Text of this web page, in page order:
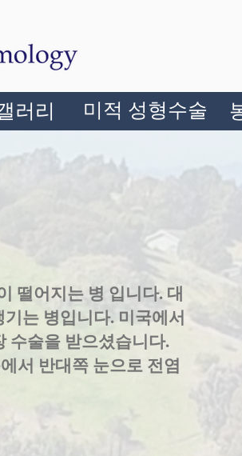
러리 미적 성형수술
떨어지는 병 입니다. 대
는 병입니다. 미국에서
수술을 받으셨습니다.
서 반대쪽 눈으로 전염